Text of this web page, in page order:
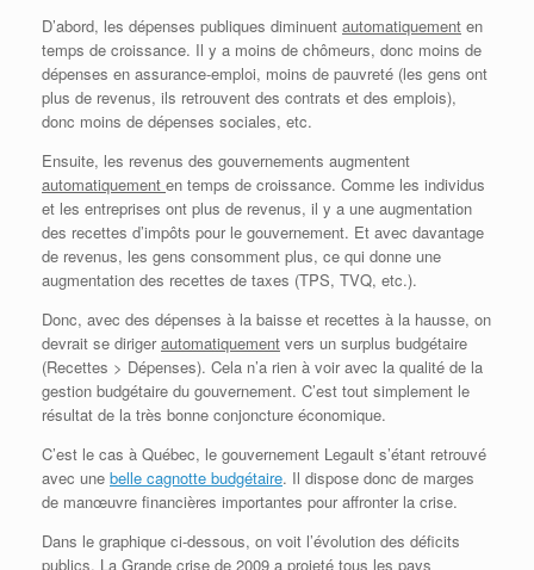
D’abord, les dépenses publiques diminuent automatiquement en
temps de croissance. Il y a moins de chômeurs, donc moins de
dépenses en assurance-emploi, moins de pauvreté (les gens ont
plus de revenus, ils retrouvent des contrats et des emplois),
donc moins de dépenses sociales, etc.
Ensuite, les revenus des gouvernements augmentent
automatiquement en temps de croissance. Comme les individus
et les entreprises ont plus de revenus, il y a une augmentation
des recettes d’impôts pour le gouvernement. Et avec davantage
de revenus, les gens consomment plus, ce qui donne une
augmentation des recettes de taxes (TPS, TVQ, etc.).
Donc, avec des dépenses à la baisse et recettes à la hausse, on
devrait se dirigerautomatiquement vers un surplus budgétaire
(Recettes > Dépenses). Cela n’a rien à voir avec la qualité de la
gestion budgétaire du gouvernement. C’est tout simplement le
résultat de la très bonne conjoncture économique.
C’est le cas à Québec, le gouvernement Legault s’étant retrouvé
avec une belle cagnotte budgétaire. Il dispose donc de marges
de manœuvre financières importantes pour affronter la crise.
Dans le graphique ci-dessous, on voit l’évolution des déficits
publics. La Grande crise de 2009 a projeté tous les pays